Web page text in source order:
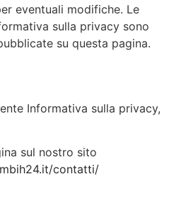
eventuali modifiche. Le
sulla privacy sono
su questa pagina.
Informativa sulla privacy,
sul nostro sito
contatti/